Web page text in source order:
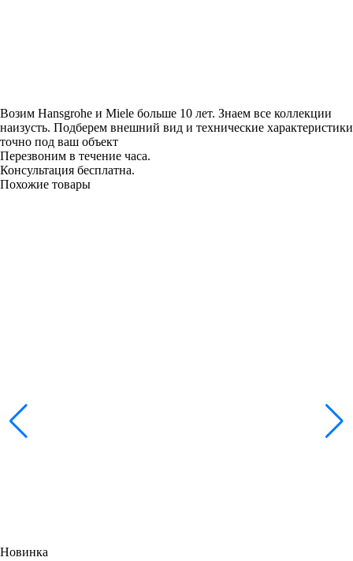
Возим Hansgrohe и Miele больше 10 лет. Знаем все коллекции
наизусть. Подберем внешний вид и технические характеристики
точно под ваш объект
Перезвоним в течение часа.
Консультация бесплатна.
Похожие товары
Новинка